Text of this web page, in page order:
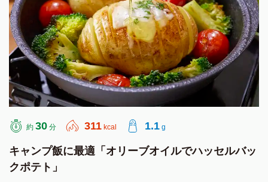
約 30 分 311 kcal 1.1 g
キャンプ飯に最適「オリーブオイルでハッセルバッ
クポテト」